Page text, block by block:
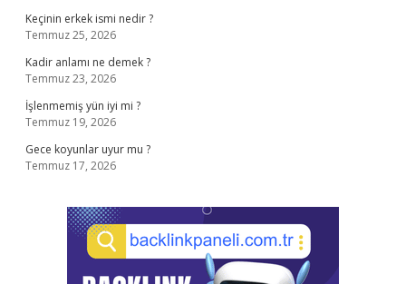
Keçinin erkek ismi nedir ?
Temmuz 25, 2026
Kadir anlamı ne demek ?
Temmuz 23, 2026
İşlenmemiş yün iyi mi ?
Temmuz 19, 2026
Gece koyunlar uyur mu ?
Temmuz 17, 2026